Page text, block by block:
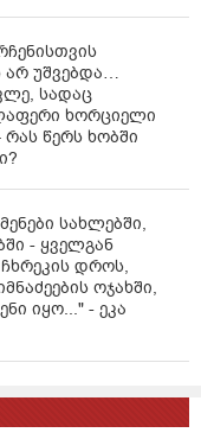
უშვებდა…
სადაც
ხორციელი
წერს ხობში
სახლებში,
- ყველგან
დროს,
ოჯახში,
იყო..." - ეკა